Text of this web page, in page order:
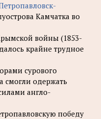
Камчатка во
войны (1853-
крайне трудное
сурового
смогли одержать
англо-
победу